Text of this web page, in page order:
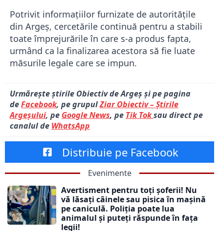
Potrivit informațiilor furnizate de autoritățile
din Argeș, cercetările continuă pentru a stabili
toate împrejurările în care s-a produs fapta,
urmând ca la finalizarea acestora să fie luate
măsurile legale care se impun.
Urmărește știrile Obiectiv de Argeș și pe pagina
deFacebook, pe grupulZiar Obiectiv – Știrile
Argeșului, pe Google News, pe Tik Toksau direct pe
canalul de WhatsApp
Distribuie pe Facebook
Evenimente
Avertisment pentru toți șoferii! Nu
vă lăsați câinele sau pisica în mașină
pe caniculă. Poliția poate lua
animalul și puteți răspunde în fața
legii!